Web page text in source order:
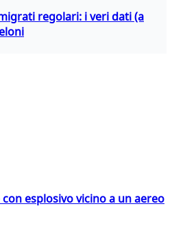
regolari: i veri dati (a
esplosivo vicino a un aereo